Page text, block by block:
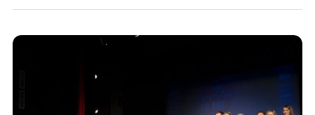
COMPANII SUSTENABILE